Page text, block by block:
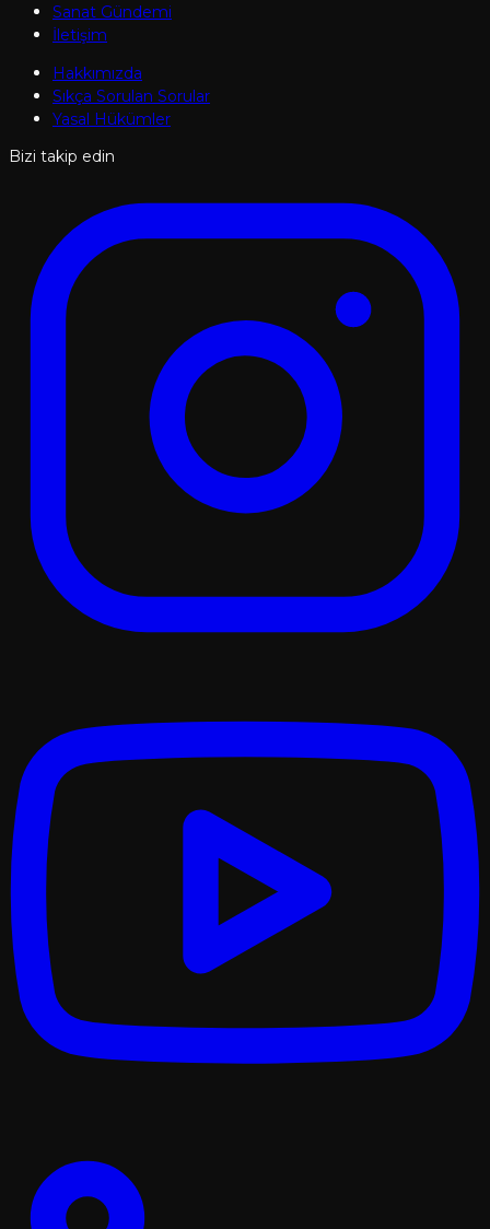
Sanat Gündemi
İletişim
Hakkımızda
Sıkça Sorulan Sorular
Yasal Hükümler
Bizi takip edin